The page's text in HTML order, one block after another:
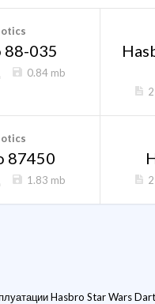
88-035
0.84 mb
87450
1.83 mb
Hasbro Star Wars